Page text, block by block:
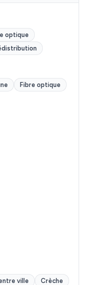
optique
Fibre optique
ville
Crèche